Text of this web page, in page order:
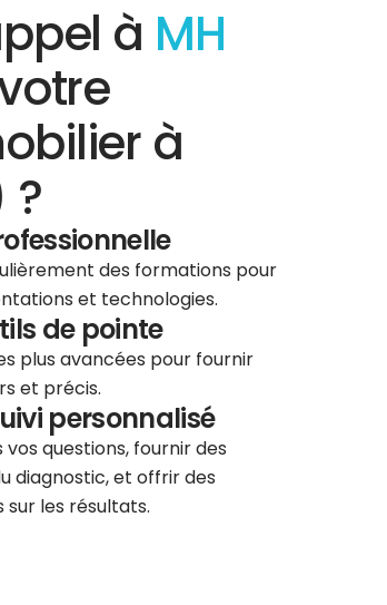
à MH
à
?
des formations pour
et technologies.
de pointe
plus avancées pour fournir
et précis.
personnalisé
questions, fournir des
diagnostic, et offrir des
les résultats.